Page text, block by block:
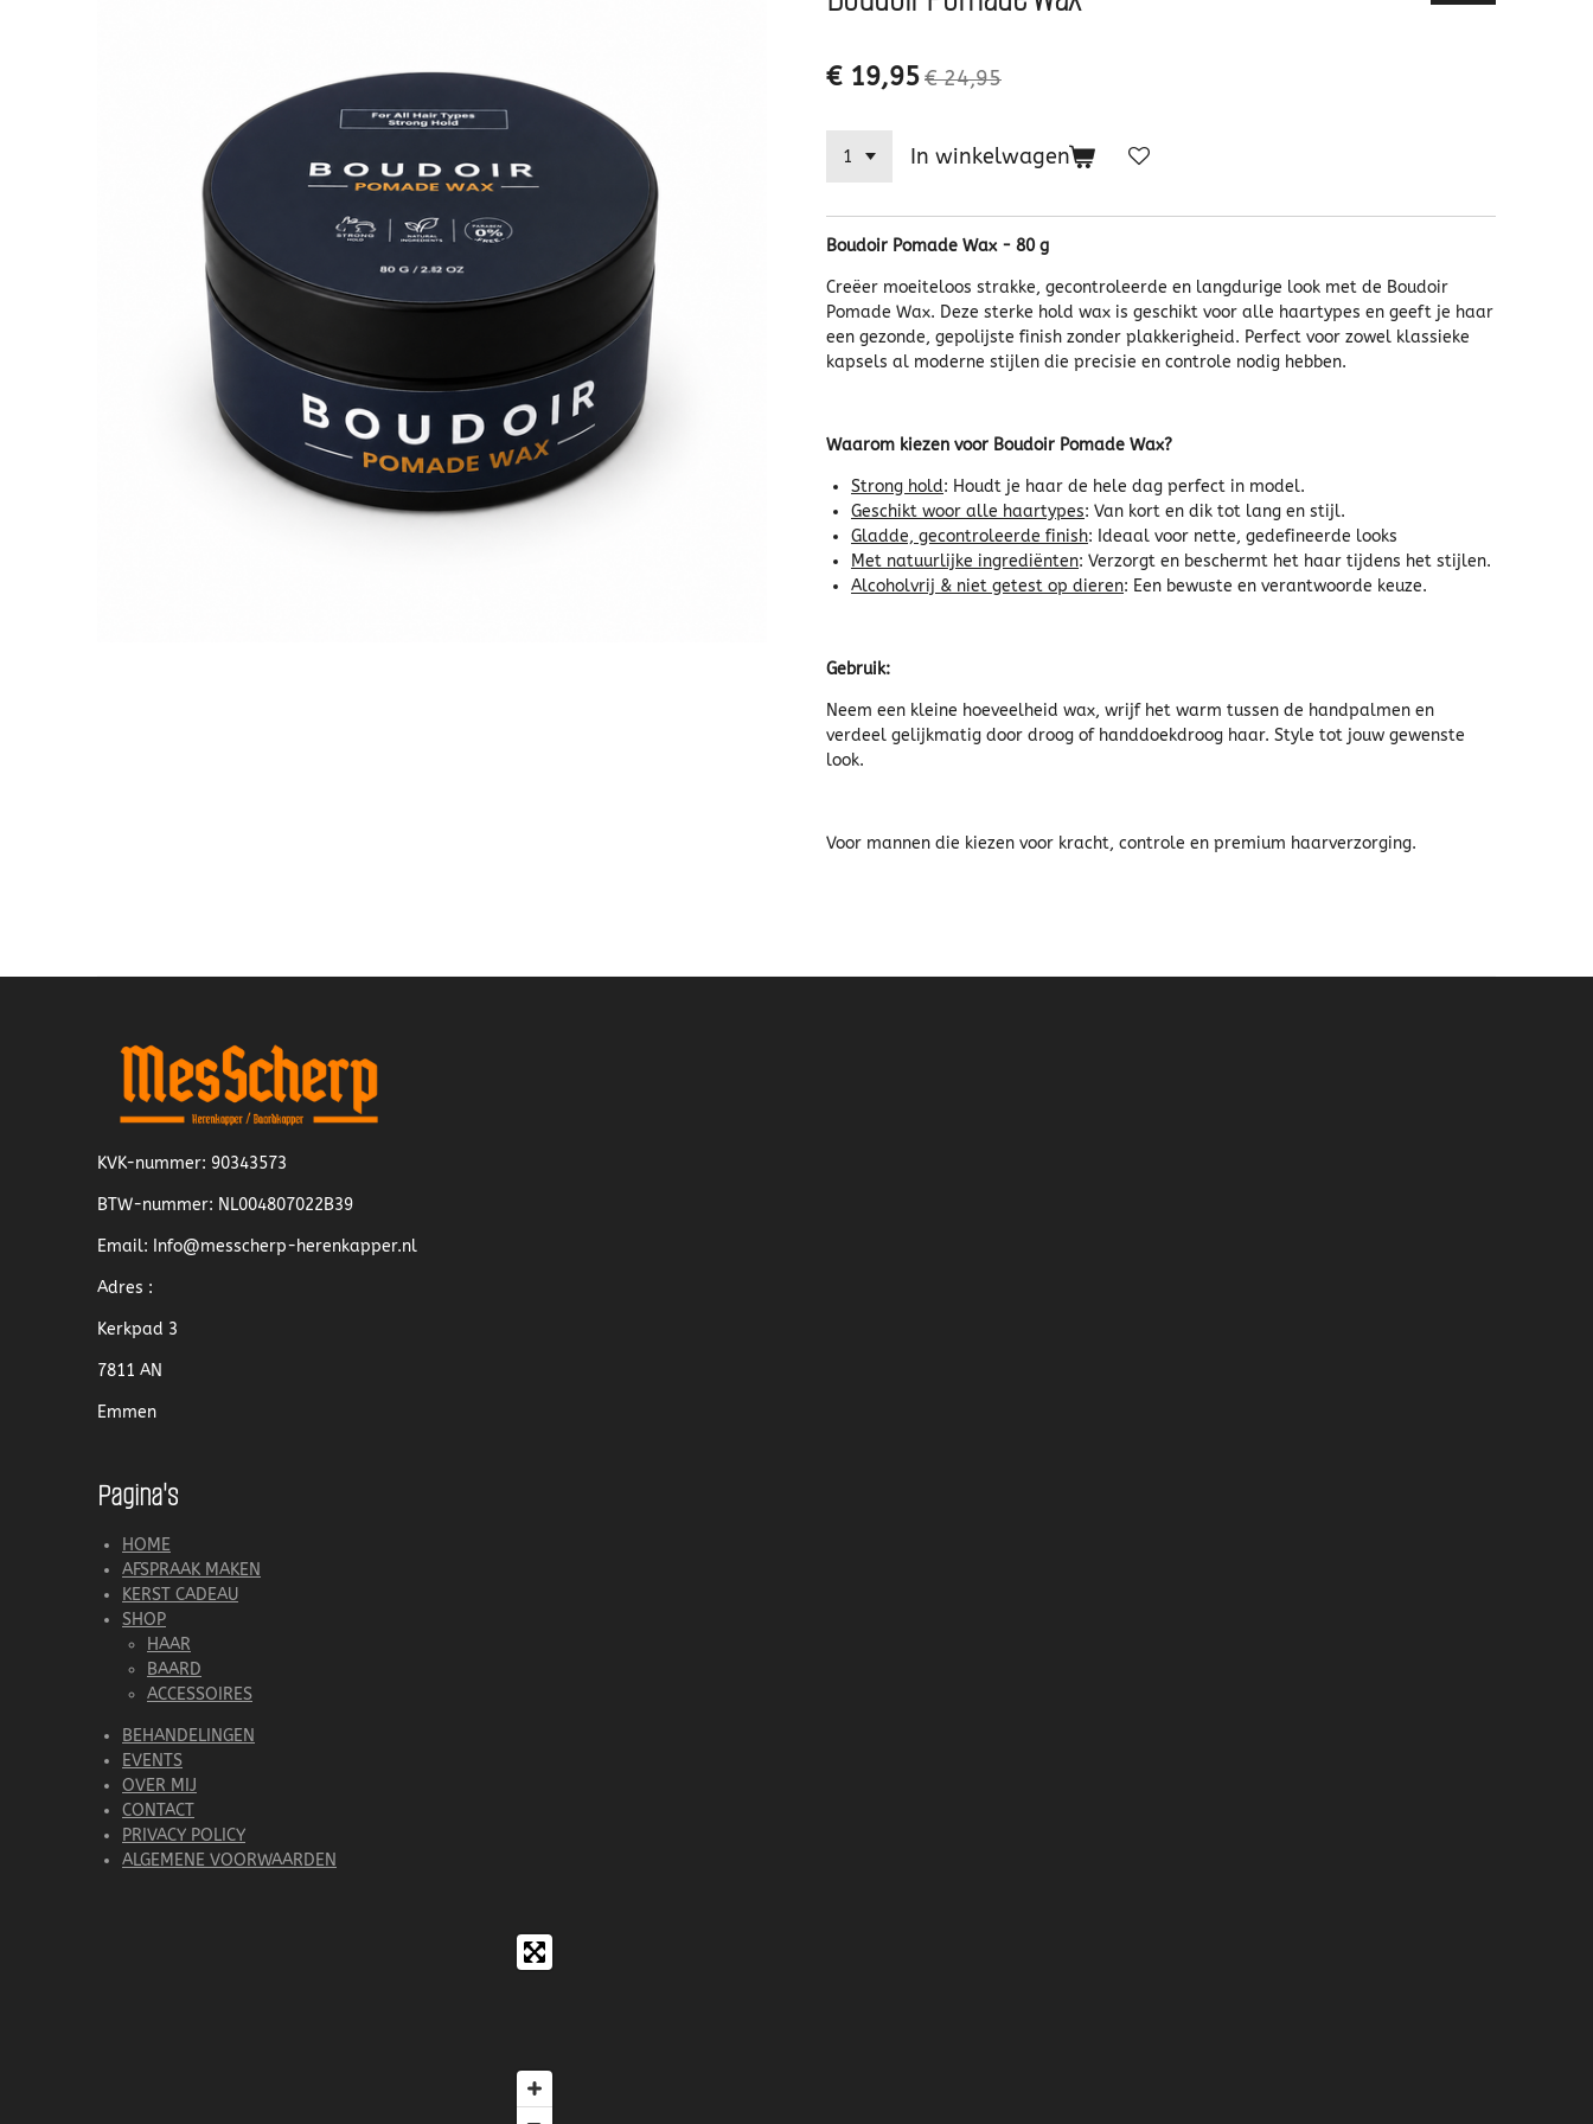
€ 19,95€ 24,95
In winkelwagen
Boudoir Pomade Wax - 80 g
Creëer moeiteloos strakke, gecontroleerde en langdurige look met de Boudoir
Pomade Wax. Deze sterke hold wax is geschikt voor alle haartypes en geeft je haar
een gezonde, gepolijste finish zonder plakkerigheid. Perfect voor zowel klassieke
kapsels al moderne stijlen die precisie en controle nodig hebben.
Waarom kiezen voor Boudoir Pomade Wax?
Strong hold: Houdt je haar de hele dag perfect in model.
Geschikt woor alle haartypes: Van kort en dik tot lang en stijl.
Gladde, gecontroleerde finish: Ideaal voor nette, gedefineerde looks
Met natuurlijke ingrediënten: Verzorgt en beschermt het haar tijdens het stijlen.
Alcoholvrij & niet getest op dieren: Een bewuste en verantwoorde keuze.
Gebruik:
Neem een kleine hoeveelheid wax, wrijf het warm tussen de handpalmen en
verdeel gelijkmatig door droog of handdoekdroog haar. Style tot jouw gewenste
look.
Voor mannen die kiezen voor kracht, controle en premium haarverzorging.
KVK-nummer: 90343573
BTW-nummer: NL004807022B39
Email: Info@messcherp-herenkapper.nl
Adres :
Kerkpad 3
7811 AN
Emmen
Pagina's
HOME
AFSPRAAK MAKEN
KERST CADEAU
SHOP
HAAR
BAARD
ACCESSOIRES
BEHANDELINGEN
EVENTS
OVER MIJ
CONTACT
PRIVACY POLICY
ALGEMENE VOORWAARDEN